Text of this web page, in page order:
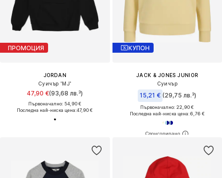
ПРОМОЦИЯ
JORDAN
Суичър 'MJ'
47,90 €(93,68 лв.³)
Първоначално: 54,90 €
Последна най-ниска цена:47,90 €
КУПОН
JACK & JONES JUNIOR
Суичър
15,21 € (29,75 лв.³)
Първоначално: 22,90 €
Последна най-ниска цена:6,76 €